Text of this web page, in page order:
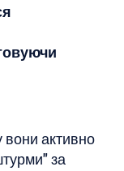
активно
за